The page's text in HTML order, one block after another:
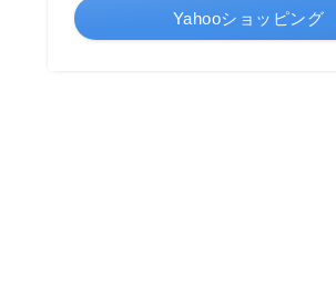
Yahooショッピング